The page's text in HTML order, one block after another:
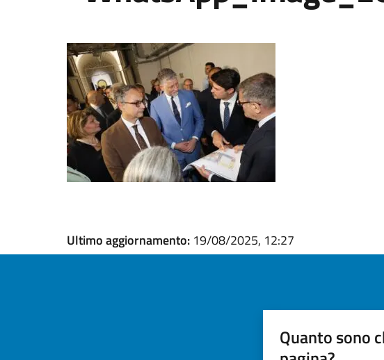
Ultimo aggiornamento: 19/08/2025, 12:27
Quanto sono